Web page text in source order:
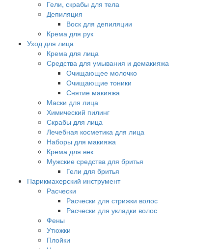
Гели, скрабы для тела
Депиляция
Воск для депиляции
Крема для рук
Уход для лица
Крема для лица
Средства для умывания и демакияжа
Очищающее молочко
Очищающие тоники
Снятие макияжа
Маски для лица
Химический пилинг
Скрабы для лица
Лечебная косметика для лица
Наборы для макияжа
Крема для век
Мужские средства для бритья
Гели для бритья
Парикмахерский инструмент
Расчески
Расчески для стрижки волос
Расчески для укладки волос
Фены
Утюжки
Плойки